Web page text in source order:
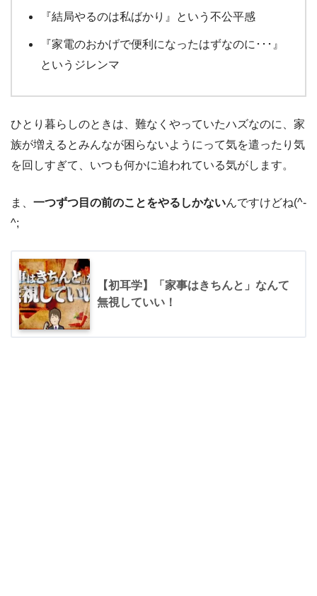
『結局やるのは私ばかり』という不公平感
『家電のおかげで便利になったはずなのに･･･』
というジレンマ
ひとり暮らしのときは、難なくやっていたハズなのに、家
族が増えるとみんなが困らないようにって気を遣ったり気
を回しすぎて、いつも何かに追われている気がします。
ま、 一つずつ目の前のことをやるしかないんですけどね(^-
^;
【初耳学】「家事はきちんと」なんて
無視していい！